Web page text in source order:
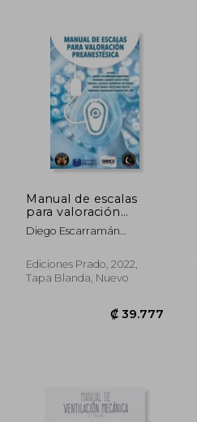
Manual de escalas
para valoración
preanastésica
Diego Escarramán
Ediciones Prado, 2022,
Tapa Blanda, Nuevo